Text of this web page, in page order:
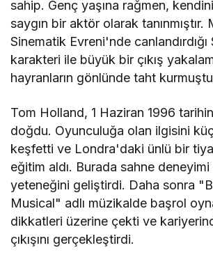
sahip. Genç yaşına rağmen,
saygın bir aktör olarak tanınmıştır.
Sinematik Evreni'nde
karakteri ile büyük bir çıkış
hayranların gönlünde taht
Tom Holland, 1 Haziran 1996
doğdu. Oyunculuğa olan ilgisini
keşfetti ve Londra'daki ünlü bir
eğitim aldı. Burada sahne
yeteneğini geliştirdi. Daha sonra
Musical" adlı müzikalde başrol
dikkatleri üzerine çekti ve
çıkışını gerçekleştirdi.